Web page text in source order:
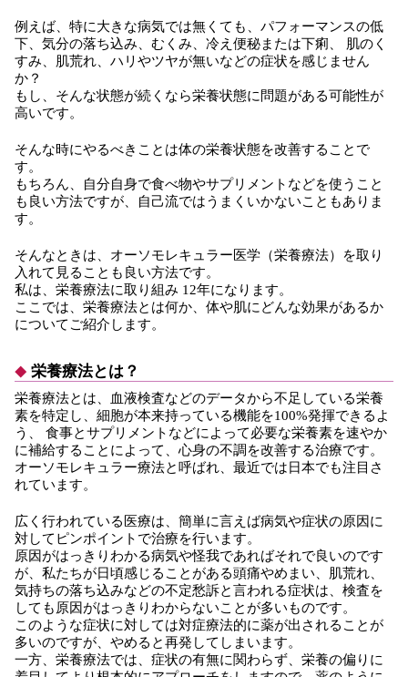
例えば、特に大きな病気では無くても、パフォーマンスの低
下、気分の落ち込み、むくみ、冷え便秘または下痢、 肌のく
すみ、肌荒れ、ハリやツヤが無いなどの症状を感じません
か？
もし、そんな状態が続くなら栄養状態に問題がある可能性が
高いです。
そんな時にやるべきことは体の栄養状態を改善することで
す。
もちろん、自分自身で食べ物やサプリメントなどを使うこと
も良い方法ですが、自己流ではうまくいかないこともありま
す。
そんなときは、オーソモレキュラー医学（栄養療法）を取り
入れて見ることも良い方法です。
私は、栄養療法に取り組み 12年になります。
ここでは、栄養療法とは何か、体や肌にどんな効果があるか
についてご紹介します。
栄養療法とは？
栄養療法とは、血液検査などのデータから不足している栄養
素を特定し、細胞が本来持っている機能を100%発揮できるよ
う、 食事とサプリメントなどによって必要な栄養素を速やか
に補給することによって、心身の不調を改善する治療です。
オーソモレキュラー療法と呼ばれ、最近では日本でも注目さ
れています。
広く行われている医療は、簡単に言えば病気や症状の原因に
対してピンポイントで治療を行います。
原因がはっきりわかる病気や怪我であればそれで良いのです
が、私たちが日頃感じることがある頭痛やめまい、肌荒れ、
気持ちの落ち込みなどの不定愁訴と言われる症状は、検査を
しても原因がはっきりわからないことが多いものです。
このような症状に対しては対症療法的に薬が出されることが
多いのですが、やめると再発してしまいます。
一方、栄養療法では、症状の有無に関わらず、栄養の偏りに